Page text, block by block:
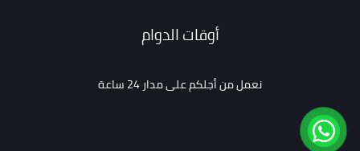
أوقات الدوام
نعمل من أجلكم على مدار 24 ساعة